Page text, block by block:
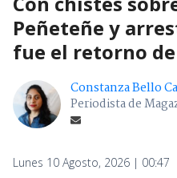
Peñeteñe y
fue el retorno
Constanza Bello
Periodista de
Lunes 10 Agosto, 2026 | 00:47